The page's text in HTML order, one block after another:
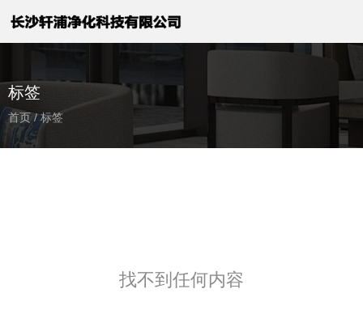
标签
首页/标签
找不到任何内容